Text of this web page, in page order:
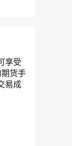
享受
货手
易成